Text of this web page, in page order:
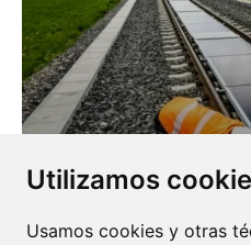
Utilizamos
Usamos cookies y otras
SUN-WAYS: PANELES
EN LAS